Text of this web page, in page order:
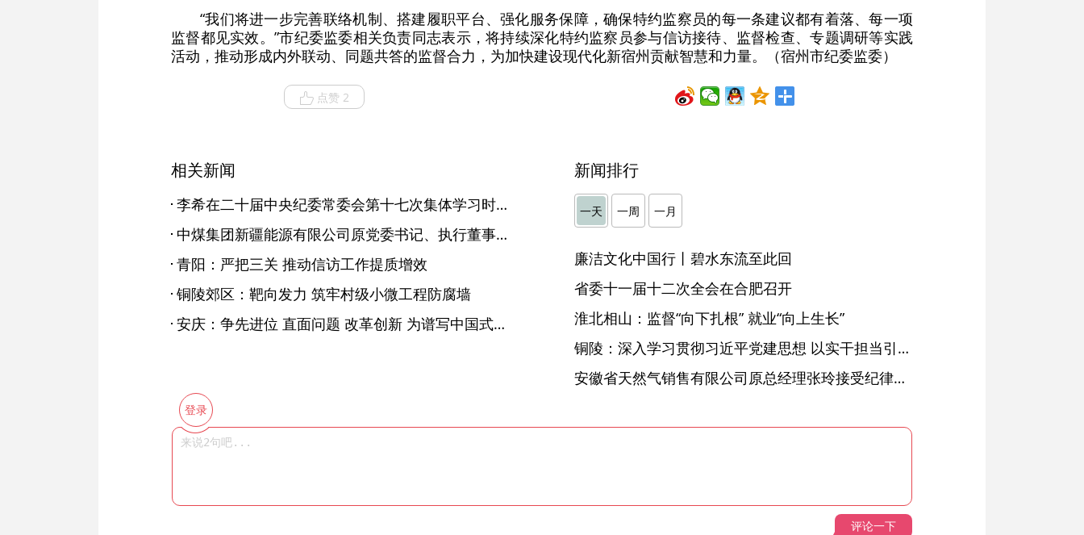
“我们将进一步完善联络机制、搭建履职平台、强化服务保障，确保特约监察员的每一条建议都有着落、每一项
监督都见实效。”市纪委监委相关负责同志表示，将持续深化特约监察员参与信访接待、监督检查、专题调研等实践
活动，推动形成内外联动、同题共答的监督合力，为加快建设现代化新宿州贡献智慧和力量。（宿州市纪委监委）
点赞 2
相关新闻
李希在二十届中央纪委常委会第十七次集体学习时强调 深入学习贯彻习近平总书记关于科技创新的重要论述 为加快建设科技强国提供坚强保障
中煤集团新疆能源有限公司原党委书记、执行董事赵立正接受纪律审查和监察调查
青阳：严把三关 推动信访工作提质增效
铜陵郊区：靶向发力 筑牢村级小微工程防腐墙
安庆：争先进位 直面问题 改革创新 为谱写中国式现代化安庆篇章提供坚强纪律保障
新闻排行
一天 一周 一月
廉洁文化中国行丨碧水东流至此回
省委十一届十二次全会在合肥召开
淮北相山：监督“向下扎根” 就业“向上生长”
铜陵：深入学习贯彻习近平党建思想 以实干担当引领纪检监察工作高质量发展
安徽省天然气销售有限公司原总经理张玲接受纪律审查和监察调查
登录
评论一下